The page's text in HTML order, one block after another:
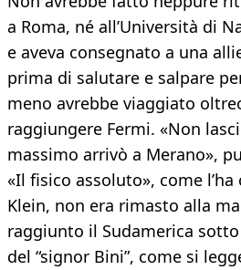
a Roma, né all’Università di
e aveva consegnato a una
prima di salutare e salpare
meno avrebbe viaggiato
raggiungere Fermi. «Non
massimo arrivò a Merano»,
«Il fisico assoluto», come
Klein, non era rimasto alla
raggiunto il Sudamerica
del “signor Bini”, come si